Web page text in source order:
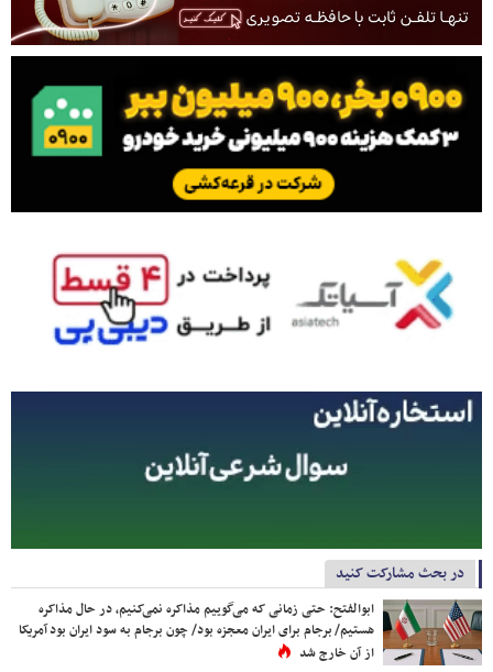
در بحث مشارکت کنید
ابوالفتح: حتی زمانی که می‌گوییم مذاکره نمی‌کنیم، در حال مذاکره
هستیم/ برجام برای ایران معجزه بود/ چون برجام به سود ایران بود آمریکا
از آن خارج شد